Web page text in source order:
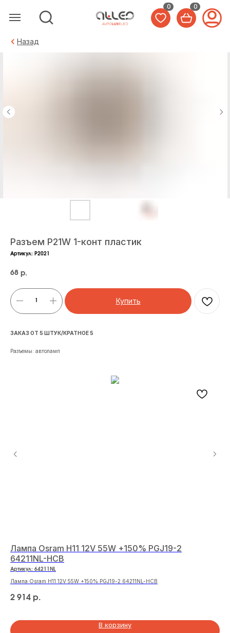
0 0
Назад
Разъем P21W 1-конт пластик
Артикул: P2021
68 р.
Купить
ЗАКАЗ ОТ 5 ШТУК/КРАТНОЕ 5
Разъемы: автоламп
Лампа Osram H11 12V 55W +150% PGJ19-2
64211NL-HCB
Артикул: 64211NL
Лампа Osram H11 12V 55W +150% PGJ19-2 64211NL-HCB
2 914 р.
В корзину